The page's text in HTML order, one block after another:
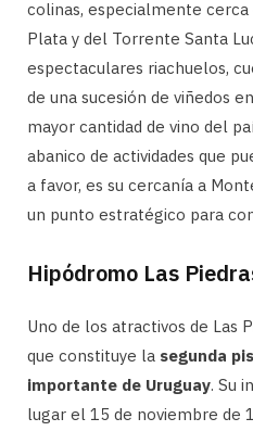
colinas, especialmente
Plata y del Torrente Santa
espectaculares riachuelos,
de una sucesión de viñedos
mayor cantidad de vino del
abanico de actividades que
a favor, es su cercanía a
un punto estratégico para
Hipódromo Las
Uno de los atractivos de Las
que constituye la segunda
importante de Uruguay. Su
lugar el 15 de noviembre de